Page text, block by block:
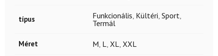
típus Funkcionális Kültéri Sport
Termál
Méret M L XL XXL